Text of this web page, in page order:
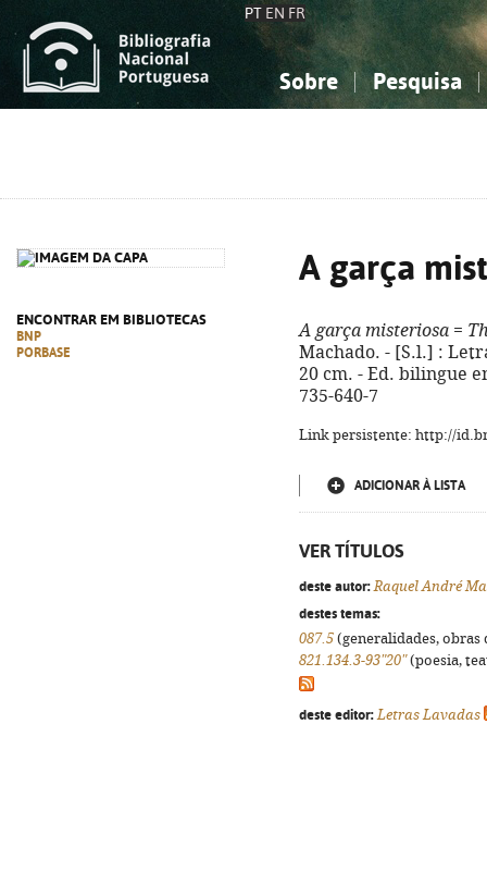
PT EN FR
Sobre Pesquisa
ENCONTRAR EM BIBLIOTECAS
BNP
PORBASE
A garça
A garça misteriosa =
Machado. - [S.l.] :
20 cm. - Ed. bilingue
735-640-7
Link persistente: http://
ADICIONAR À LISTA
VER TÍTULOS
deste autor: Raquel André
destes temas:
087.5 (generalidades,
821.134.3-93"20"(poesia,
deste editor: Letras Lavadas